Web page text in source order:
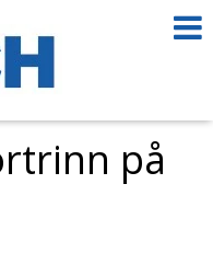
på